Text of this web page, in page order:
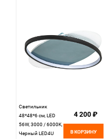
Светильник
48*48*6 см, LED
56W, 3000 / 6000K,
Черный LED4U
4 200 ₽
В КОРЗИНУ